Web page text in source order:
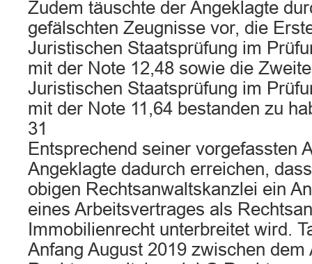
Zudem täuschte der Angeklagte
gefälschten Zeugnisse vor, die
Juristischen Staatsprüfung im
mit der Note 12,48 sowie die
Juristischen Staatsprüfung im
mit der Note 11,64 bestanden zu
31
Entsprechend seiner vorgefassten
Angeklagte dadurch erreichen,
obigen Rechtsanwaltskanzlei ein
eines Arbeitsvertrages als
Immobilienrecht unterbreitet wird.
Anfang August 2019 zwischen dem